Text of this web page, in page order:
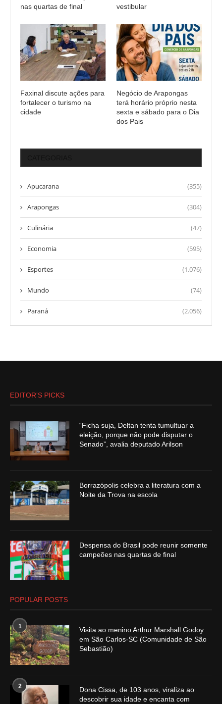
nas quartas de final
vestibular
Faxinal discute ações para
fortalecer o turismo na
cidade
Negócio de Arapongas
terá horário próprio nesta
sexta e sábado para o Dia
dos Pais
Apucarana (355)
Arapongas (304)
Culinária (47)
Economia (595)
Esportes (1.076)
Mundo (74)
Paraná (2.056)
EDITOR’S PICKS
“Ficha suja, Deltan tenta tumultuar a
eleição, porque não pode disputar o
Senado”, avalia deputado Arilson
Borrazópolis celebra a literatura com a
Noite da Trova na escola
Despensa do Brasil pode reunir somente
campeões nas quartas de final
POPULAR POSTS
1
Visita ao menino Arthur Marshall Godoy
em São Carlos-SC (Comunidade de São
Sebastião)
2
Dona Cissa, de 103 anos, viraliza ao
descobrir sua idade e encanta com